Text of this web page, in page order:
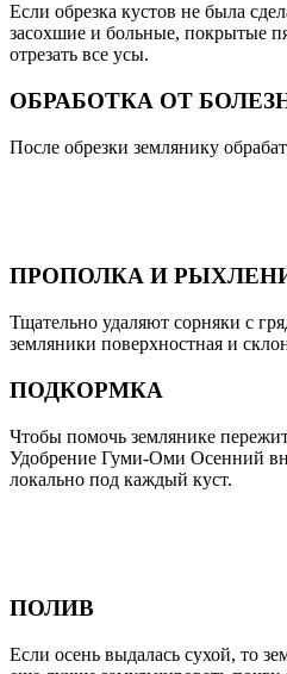
Если обрезка кустов не была
засохшие и больные, покрытые
отрезать все усы.
ОБРАБОТКА ОТ
После обрезки землянику
ПРОПОЛКА И
Тщательно удаляют сорняки с
земляники поверхностная и
ПОДКОРМКА
Чтобы помочь землянике
Удобрение Гуми-Оми Осенний
локально под каждый куст.
ПОЛИВ
Если осень выдалась сухой, то